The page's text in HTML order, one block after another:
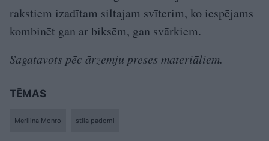
rakstiem izadītam siltajam svīterim, ko iespējams
kombinēt gan ar biksēm, gan svārkiem.
Sagatavots pēc ārzemju preses materiāliem.
TĒMAS
Merilina Monro stila padomi